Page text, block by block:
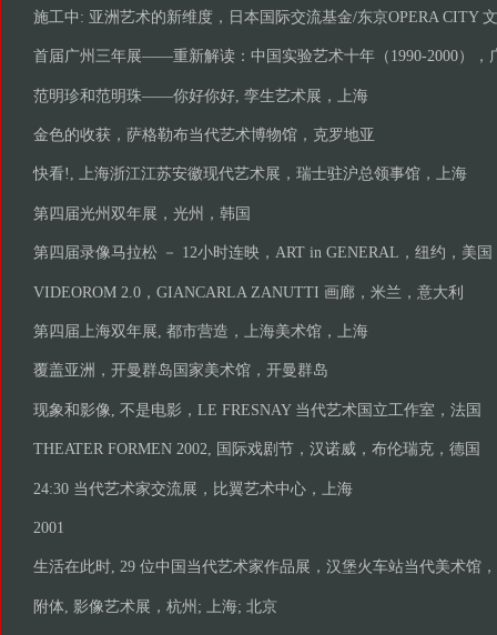
施工中: 亚洲艺术的新维度，日本国际交流基金/东京OPERA CITY
首届广州三年展——重新解读：中国实验艺术十年（1990-2000），
范明珍和范明珠——你好你好, 孪生艺术展，上海
金色的收获，萨格勒布当代艺术博物馆，克罗地亚
快看!, 上海浙江江苏安徽现代艺术展，瑞士驻沪总领事馆，上海
第四届光州双年展，光州，韩国
第四届录像马拉松 － 12小时连映，ART in GENERAL，纽约，美国
VIDEOROM 2.0，GIANCARLA ZANUTTI 画廊，米兰，意大利
第四届上海双年展, 都市营造，上海美术馆，上海
覆盖亚洲，开曼群岛国家美术馆，开曼群岛
现象和影像, 不是电影，LE FRESNAY 当代艺术国立工作室，法国
THEATER FORMEN 2002, 国际戏剧节，汉诺威，布伦瑞克，德国
24:30 当代艺术家交流展，比翼艺术中心，上海
2001
生活在此时, 29 位中国当代艺术家作品展，汉堡火车站当代美术馆
附体, 影像艺术展，杭州; 上海; 北京